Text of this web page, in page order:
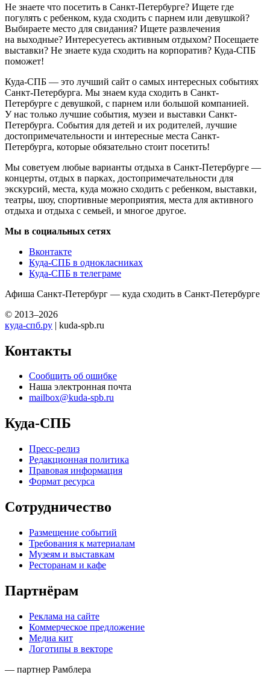
Не знаете что посетить в Санкт-Петербурге? Ищете где
погулять с ребенком, куда сходить с парнем или девушкой?
Выбираете место для свидания? Ищете развлечения
на выходные? Интересуетесь активным отдыхом? Посещаете
выставки? Не знаете куда сходить на корпоратив? Куда-СПБ
поможет!
Куда-СПБ — это лучший сайт о самых интересных событиях
Санкт-Петербурга. Мы знаем куда сходить в Санкт-
Петербурге с девушкой, с парнем или большой компанией.
У нас только лучшие события, музеи и выставки Санкт-
Петербурга. События для детей и их родителей, лучшие
достопримечательности и интересные места Санкт-
Петербурга, которые обязательно стоит посетить!
Мы советуем любые варианты отдыха в Санкт-Петербурге —
концерты, отдых в парках, достопримечательности для
экскурсий, места, куда можно сходить с ребенком, выставки,
театры, шоу, спортивные мероприятия, места для активного
отдыха и отдыха с семьей, и многое другое.
Мы в социальных сетях
Вконтакте
Куда-СПБ в однокласниках
Куда-СПБ в телеграме
Афиша Санкт-Петербург — куда сходить в Санкт-Петербурге
© 2013–2026
куда-спб.ру | kuda-spb.ru
Контакты
Сообщить об ошибке
Наша электронная почта
mailbox@kuda-spb.ru
Куда-СПБ
Пресс-релиз
Редакционная политика
Правовая информация
Формат ресурса
Сотрудничество
Размещение событий
Требования к материалам
Музеям и выставкам
Ресторанам и кафе
Партнёрам
Реклама на сайте
Коммерческое предложение
Медиа кит
Логотипы в векторе
— партнер Рамблера